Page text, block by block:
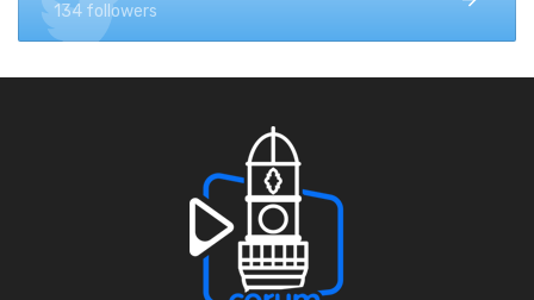
134 followers